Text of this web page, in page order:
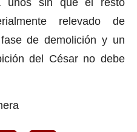
unos sin que el resto
relevado de
de demolición y un
del César no debe